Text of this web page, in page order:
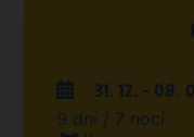
31. 12. - 08.
9 dní / 7 nocí